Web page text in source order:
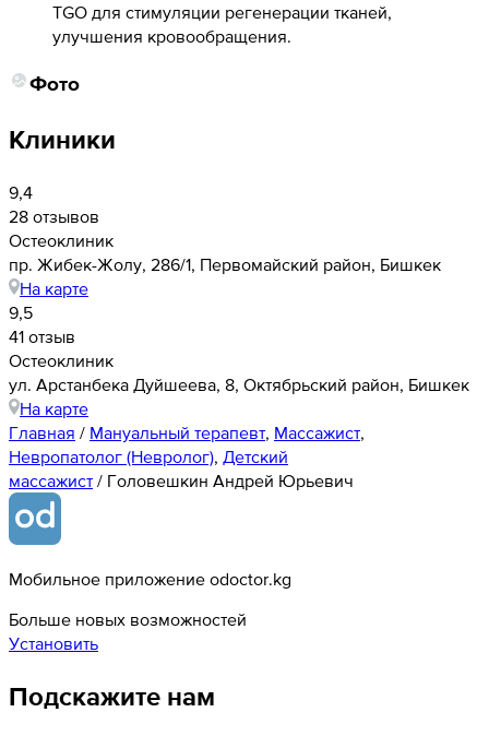
TGO для стимуляции регенерации тканей,
улучшения кровообращения.
Фото
Клиники
9,4
28 отзывов
Остеоклиник
​пр. Жибек-Жолу, 286/1, Первомайский район, Бишкек
На карте
9,5
41 отзыв
Остеоклиник
ул. Арстанбека Дуйшеева, 8, Октябрьский район, Бишкек
На карте
Главная / Мануальный терапевт, Массажист,
Невропатолог (Невролог), Детский
массажист / Головешкин Андрей Юрьевич
Мобильное приложение odoctor.kg
Больше новых возможностей
Установить
Подскажите нам